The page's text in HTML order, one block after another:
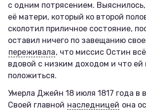
с одним потрясением.
её матери, который ко второй
сколотил приличное состояние,
оставил ничего по завещанию
переживала, что миссис Остин
вдовой с низким доходом и что ей
положиться.
Умерла Джейн 18 июля 1817 года в
Своей главной наследницей она